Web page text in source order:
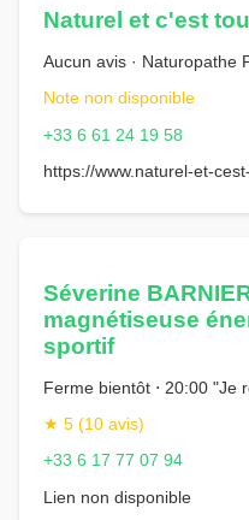
Naturel et c'est
Aucun avis · Naturopathe
Note non disponible
+33 6 61 24 19 58
https://www.naturel-et-
Séverine
magnétiseuse
sportif
Ferme bientôt ⋅ 20:00 "Je
★ 5 (10 avis)
+33 6 17 77 07 94
Lien non disponible